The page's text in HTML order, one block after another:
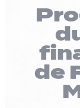
de